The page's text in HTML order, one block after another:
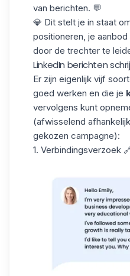
van berichten. 💬
💎 Dit stelt je in staat
positioneren, je
door de trechter te
LinkedIn berichten
Er zijn eigenlijk vijf
goed werken en die je
vervolgens kunt
(afwisselend
gekozen campagne):
1. Verbindingsverzoek